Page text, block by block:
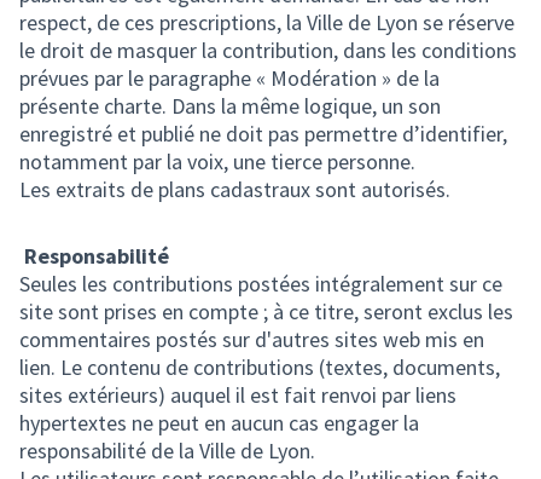
respect, de ces prescriptions, la Ville de Lyon se réserve
le droit de masquer la contribution, dans les conditions
prévues par le paragraphe « Modération » de la
présente charte. Dans la même logique, un son
enregistré et publié ne doit pas permettre d’identifier,
notamment par la voix, une tierce personne.
Les extraits de plans cadastraux sont autorisés.
Responsabilité
Seules les contributions postées intégralement sur ce
site sont prises en compte ; à ce titre, seront exclus les
commentaires postés sur d'autres sites web mis en
lien. Le contenu de contributions (textes, documents,
sites extérieurs) auquel il est fait renvoi par liens
hypertextes ne peut en aucun cas engager la
responsabilité de la Ville de Lyon.